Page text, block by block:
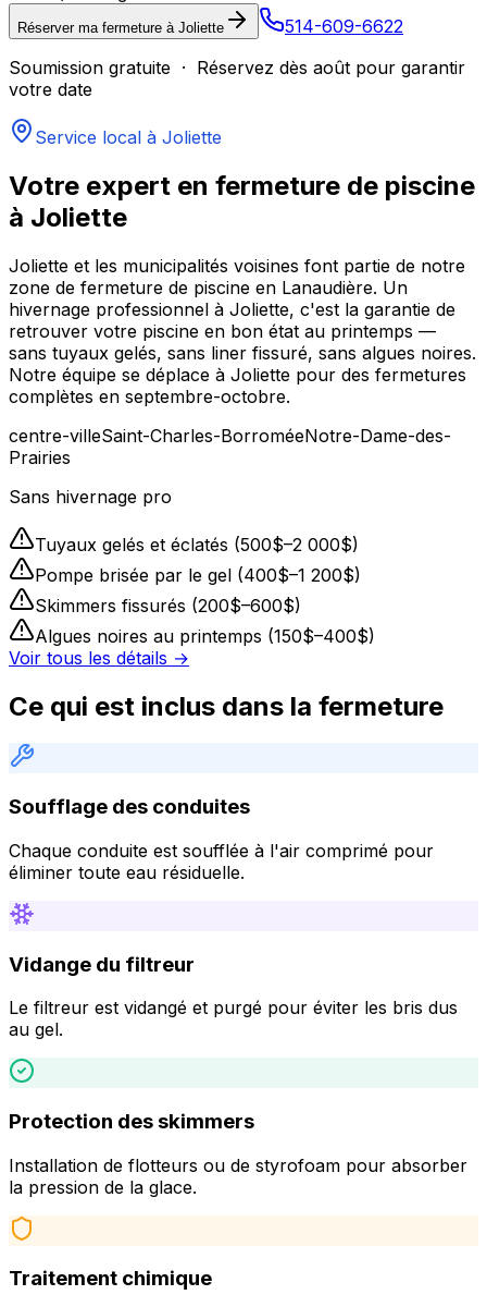
Réserver ma fermeture à Joliette
514-609-6622
Soumission gratuite · Réservez dès août pour garantir
votre date
Service local à Joliette
Votre expert en fermeture de piscine
à Joliette
Joliette et les municipalités voisines font partie de notre
zone de fermeture de piscine en Lanaudière. Un
hivernage professionnel à Joliette, c'est la garantie de
retrouver votre piscine en bon état au printemps —
sans tuyaux gelés, sans liner fissuré, sans algues noires.
Notre équipe se déplace à Joliette pour des fermetures
complètes en septembre-octobre.
centre-villeSaint-Charles-BorroméeNotre-Dame-des-
Prairies
Sans hivernage pro
Tuyaux gelés et éclatés (500$–2 000$)
Pompe brisée par le gel (400$–1 200$)
Skimmers fissurés (200$–600$)
Algues noires au printemps (150$–400$)
Voir tous les détails →
Ce qui est inclus dans la fermeture
Soufflage des conduites
Chaque conduite est soufflée à l'air comprimé pour
éliminer toute eau résiduelle.
Vidange du filtreur
Le filtreur est vidangé et purgé pour éviter les bris dus
au gel.
Protection des skimmers
Installation de flotteurs ou de styrofoam pour absorber
la pression de la glace.
Traitement chimique